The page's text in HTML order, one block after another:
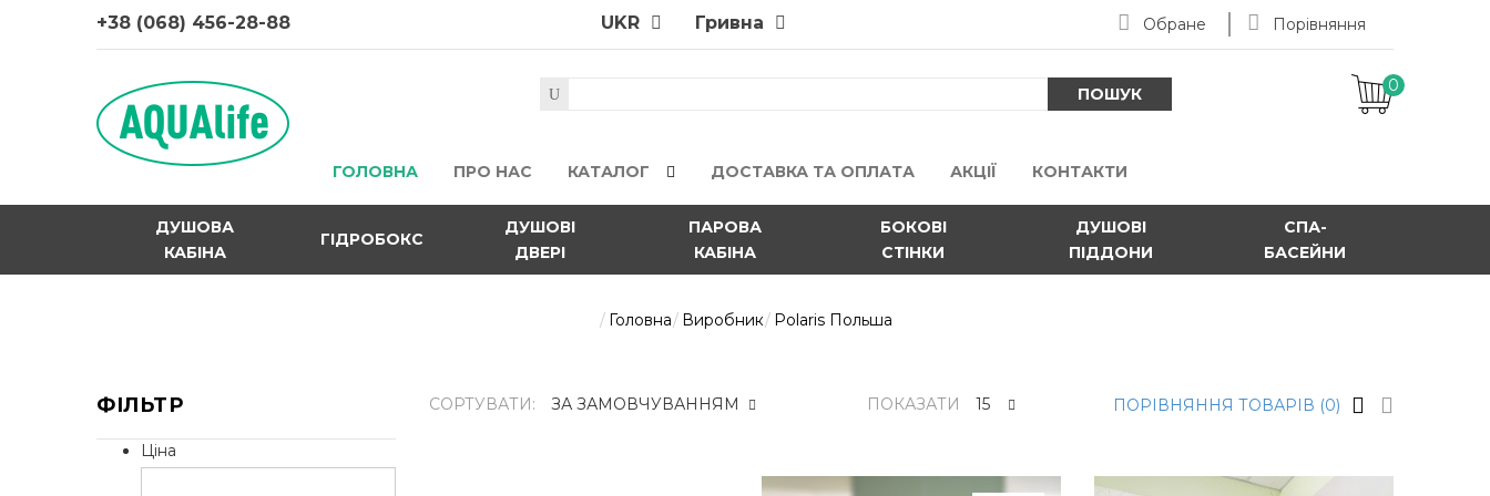
+38 (068) 456-28-88 UKR Гривна Обране Порівняння
ПОШУК 0
-
ГОЛОВНА ПРО НАС КАТАЛОГ ДОСТАВКА ТА ОПЛАТА АКЦІЇ КОНТАКТИ
ДУШОВА
КАБІНА
ГІДРОБОКС
ДУШОВІ
ДВЕРІ
ПАРОВА
КАБІНА
БОКОВІ
СТІНКИ
ДУШОВІ
ПІДДОНИ
СПА-
БАСЕЙНИ
Головна Виробник Polaris Польша
ФІЛЬТР
Ціна
ПОРІВНЯННЯ ТОВАРІВ (0)
СОРТУВАТИ: ПОКАЗАТИ
Гідробокс Polaris Grand-120L S